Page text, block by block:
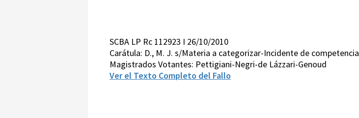
SCBA LP Rc 112923 I 26/10/2010
Carátula: D., M. J. s/Materia a categorizar-Incidente de competencia
Magistrados Votantes: Pettigiani-Negri-de Lázzari-Genoud
Ver el Texto Completo del Fallo